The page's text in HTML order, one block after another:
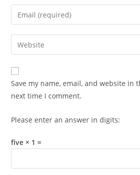
name
comment
Enter
your
email
address
comment
Enter
your
website
URL
(optional)
Save my name, email, and website in
next time I comment.
Please enter an answer in digits:
five × 1 =